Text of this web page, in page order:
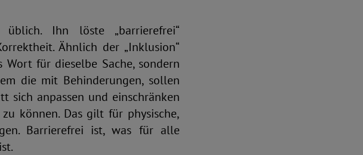
Ihn löste „barrierefrei“
Ähnlich der „Inklusion“
für dieselbe Sache, sondern
die mit Behinderungen, sollen
sich anpassen und einschränken
können. Das gilt für physische,
Barrierefrei ist, was für alle